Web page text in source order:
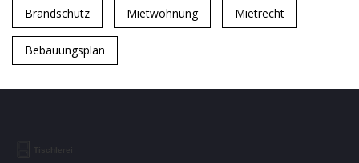
Brandschutz Mietwohnung Mietrecht
Bebauungsplan